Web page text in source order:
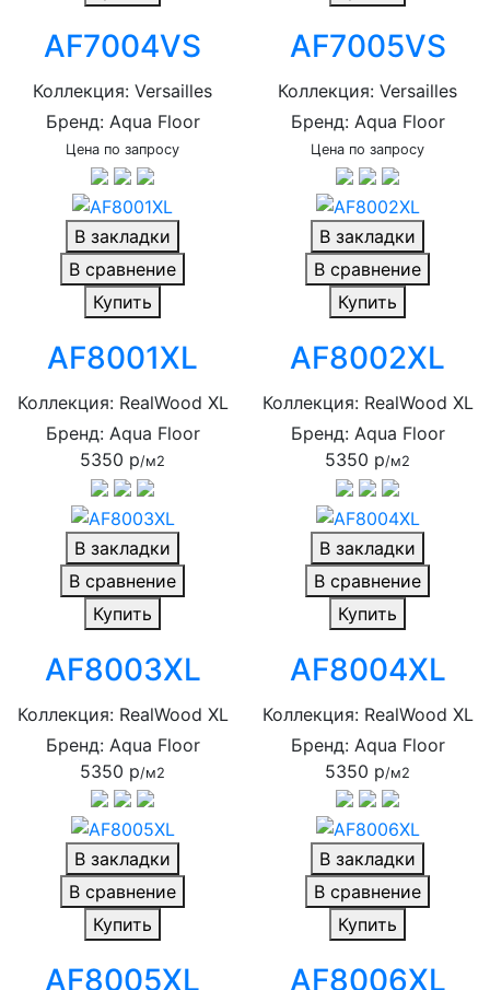
AF7004VS
Коллекция: Versailles
Бренд: Aqua Floor
Цена по запросу
AF7005VS
Коллекция: Versailles
Бренд: Aqua Floor
Цена по запросу
В закладки
В сравнение
Купить
AF8001XL
Коллекция: RealWood XL
Бренд: Aqua Floor
5350 р/м2
В закладки
В сравнение
Купить
AF8002XL
Коллекция: RealWood XL
Бренд: Aqua Floor
5350 р/м2
В закладки
В сравнение
Купить
AF8003XL
Коллекция: RealWood XL
Бренд: Aqua Floor
5350 р/м2
В закладки
В сравнение
Купить
AF8004XL
Коллекция: RealWood XL
Бренд: Aqua Floor
5350 р/м2
В закладки
В сравнение
Купить
AF8005XL
В закладки
В сравнение
Купить
AF8006XL